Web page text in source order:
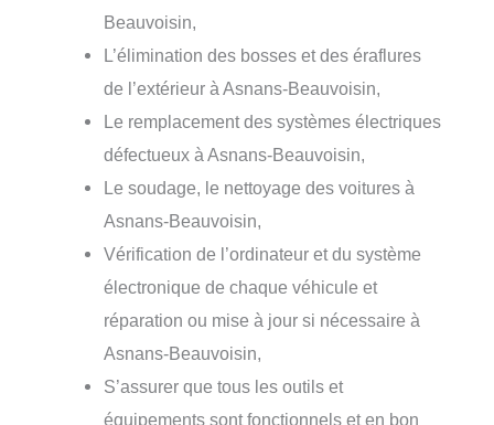
Beauvoisin,
L’élimination des bosses et des éraflures
de l’extérieur à Asnans-Beauvoisin,
Le remplacement des systèmes électriques
défectueux à Asnans-Beauvoisin,
Le soudage, le nettoyage des voitures à
Asnans-Beauvoisin,
Vérification de l’ordinateur et du système
électronique de chaque véhicule et
réparation ou mise à jour si nécessaire à
Asnans-Beauvoisin,
S’assurer que tous les outils et
équipements sont fonctionnels et en bon